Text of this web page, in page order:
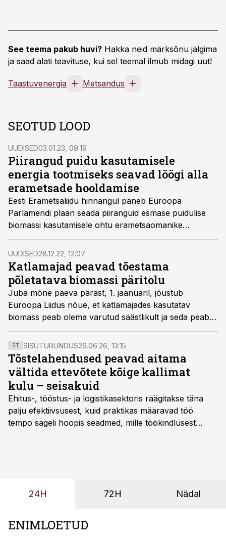
See teema pakub huvi? Hakka neid märksõnu jälgima
ja saad alati teavituse, kui sel teemal ilmub midagi uut!
Taastuvenergia Metsandus
SEOTUD LOOD
UUDISED03.01.23, 09:19
Piirangud puidu kasutamisele
energia tootmiseks seavad löögi alla
erametsade hooldamise
Eesti Erametsaliidu hinnangul paneb Euroopa
Parlamendi plaan seada piiranguid esmase puidulise
biomassi kasutamisele ohtu erametsaomanike
motivatsiooni oma metsades hooldusraieid teha ning
seeläbi tervemaid ja tugevamaid metsi kasvatada.
UUDISED28.12.22, 12:07
Katlamajad peavad tõestama
põletatava biomassi päritolu
Juba mõne päeva pärast, 1. jaanuaril, jõustub
Euroopa Liidus nõue, et katlamajades kasutatav
biomass peab olema varutud säästlikult ja seda peab
olema võimalik ka tõendada. Täpsed juhised
tõendamiseks on aga siiani puudu.
ST SISUTURUNDUS26.06.26, 13:15
Tõstelahendused peavad aitama
vältida ettevõtete kõige kallimat
kulu – seisakuid
Ehitus-, tööstus- ja logistikasektoris räägitakse täna
palju efektiivsusest, kuid praktikas määravad töö
tempo sageli hoopis seadmed, mille töökindlusest
24H 72H Nädal
ENIMLOETUD